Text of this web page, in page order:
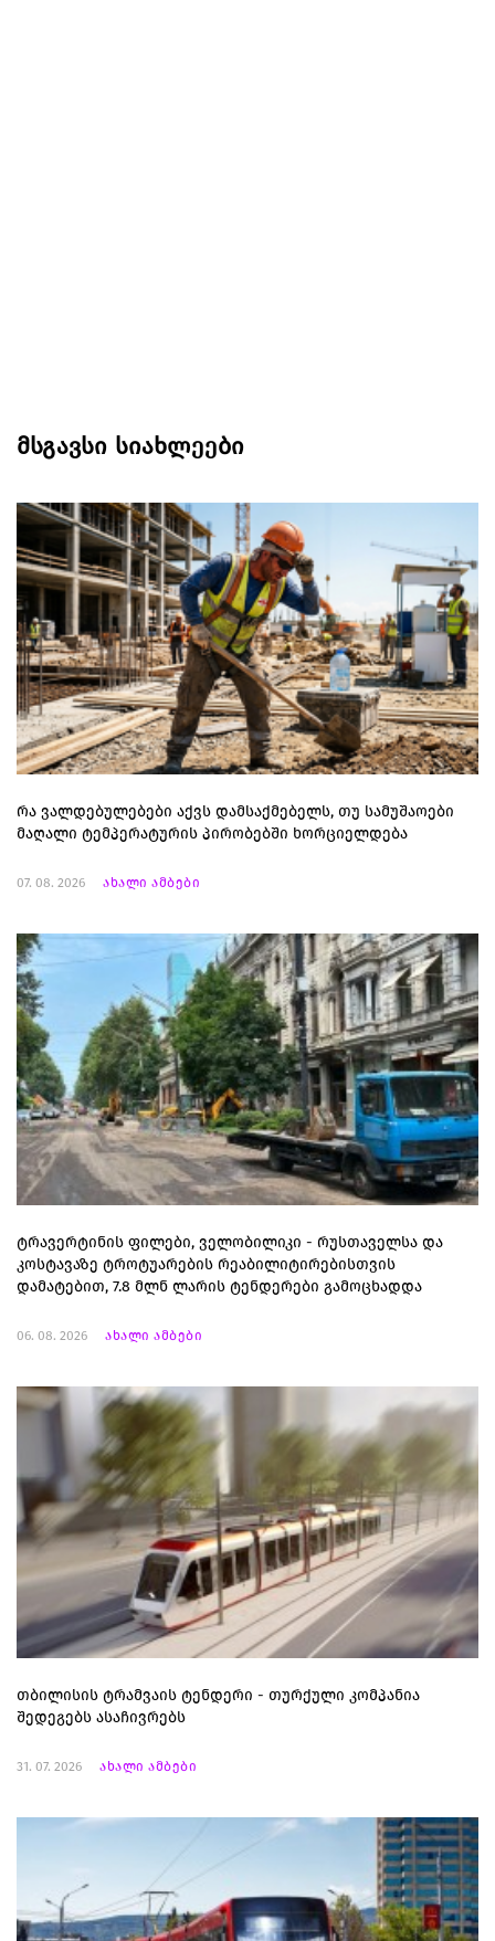
მსგავსი სიახლეები
რა ვალდებულებები აქვს დამსაქმებელს, თუ სამუშაოები
მაღალი ტემპერატურის პირობებში ხორციელდება
07. 08. 2026 ახალი ამბები
ტრავერტინის ფილები, ველობილიკი - რუსთაველსა და
კოსტავაზე ტროტუარების რეაბილიტირებისთვის
დამატებით, 7.8 მლნ ლარის ტენდერები გამოცხადდა
06. 08. 2026 ახალი ამბები
თბილისის ტრამვაის ტენდერი - თურქული კომპანია
შედეგებს ასაჩივრებს
31. 07. 2026 ახალი ამბები